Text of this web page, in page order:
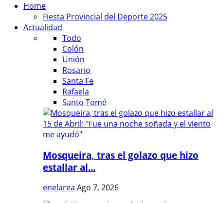
Home
Fiesta Provincial del Deporte 2025
Actualidad
Todo
Colón
Unión
Rosario
Santa Fe
Rafaela
Santo Tomé
Mosqueira, tras el golazo que hizo
estallar al...
enelarea Ago 7, 2026